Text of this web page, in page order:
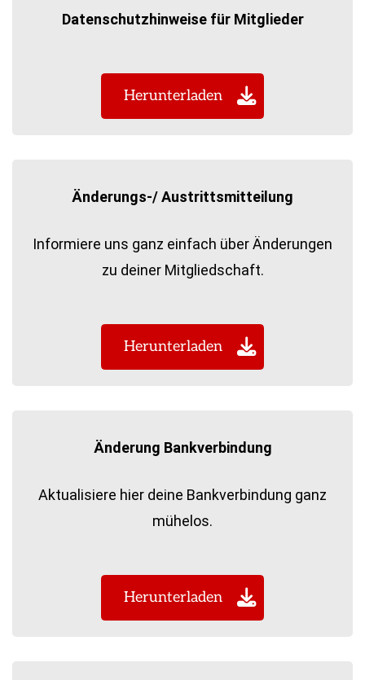
Datenschutzhinweise für Mitglieder
Herunterladen
Änderungs-/ Austrittsmitteilung
Informiere uns ganz einfach über Änderungen
zu deiner Mitgliedschaft.
Herunterladen
Änderung Bankverbindung
Aktualisiere hier deine Bankverbindung ganz
mühelos.
Herunterladen